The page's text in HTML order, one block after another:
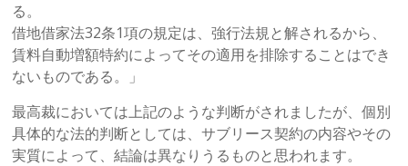
る。
借地借家法32条1項の規定は、強行法規と解されるから、
賃料自動増額特約によってその適用を排除することはでき
ないものである。」
最高裁においては上記のような判断がされましたが、個別
具体的な法的判断としては、サブリース契約の内容やその
実質によって、結論は異なりうるものと思われます。